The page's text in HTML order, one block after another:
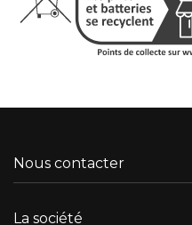
Nous contacter
La société